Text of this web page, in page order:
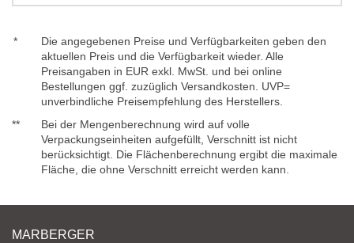
*
Die angegebenen Preise und Verfügbarkeiten geben den
aktuellen Preis und die Verfügbarkeit wieder. Alle
Preisangaben in EUR exkl. MwSt. und bei online
Bestellungen ggf. zuzüglich Versandkosten. UVP=
unverbindliche Preisempfehlung des Herstellers.
**
Bei der Mengenberechnung wird auf volle
Verpackungseinheiten aufgefüllt, Verschnitt ist nicht
berücksichtigt. Die Flächenberechnung ergibt die maximale
Fläche, die ohne Verschnitt erreicht werden kann.
MARBERGER